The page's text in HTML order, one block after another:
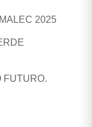
2025
FUTURO.